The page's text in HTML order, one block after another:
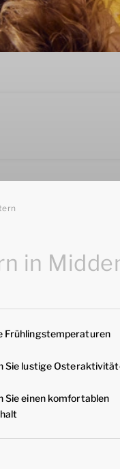
in
Frühlingstemperaturen
Sie lustige
Sie einen komfortablen